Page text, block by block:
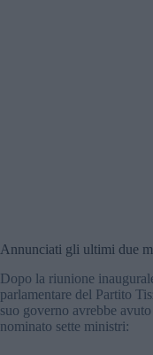
Annunciati gli ultimi due
Dopo la riunione
parlamentare del Partito
suo governo avrebbe
nominato sette ministri: